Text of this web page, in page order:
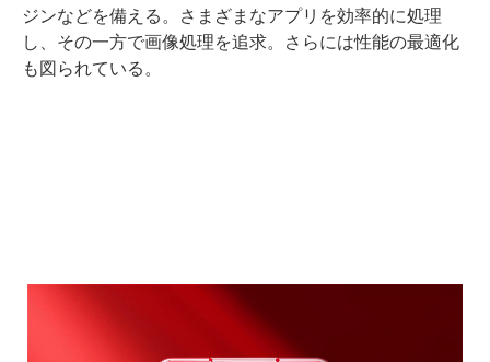
ジンなどを備える。さまざまなアプリを効率的に処理
し、その一方で画像処理を追求。さらには性能の最適化
も図られている。